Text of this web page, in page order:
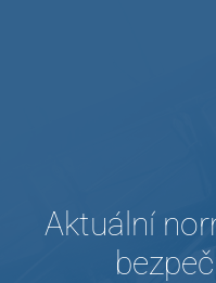
Aktuální